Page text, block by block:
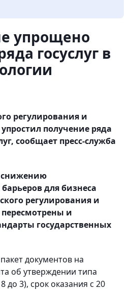
упрощено
госуслуг в
регулирования и
получение ряда
сообщает пресс-служба
снижению
для бизнеса
регулирования и
и
государственных
документов на
об утверждении типа
до 3), срок оказания с 20